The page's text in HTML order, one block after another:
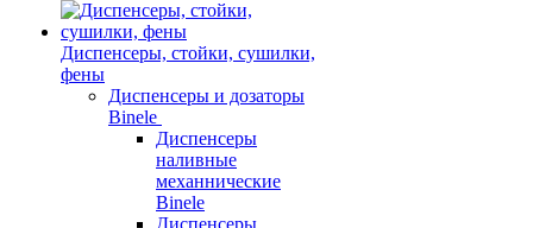
Диспенсеры, стойки, сушилки,
фены
Диспенсеры и дозаторы
Binele
Диспенсеры
наливные
механнические
Binele
Диспенсеры